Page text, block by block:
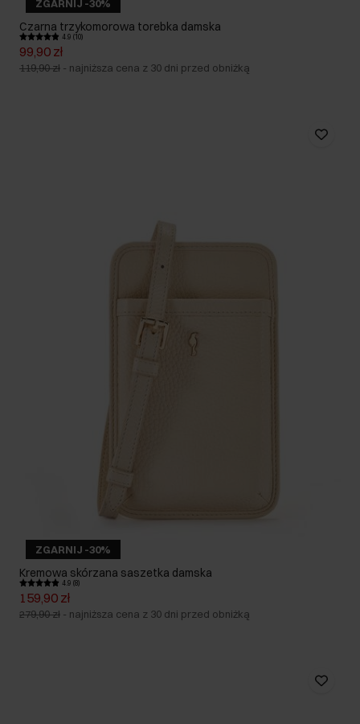
ZGARNIJ -30%
Czarna trzykomorowa torebka damska
4.9 (10)
99,90 zł
119,90 zł - najniższa cena z 30 dni przed obniżką
ZGARNIJ -30%
Kremowa skórzana saszetka damska
4.9 (8)
159,90 zł
279,90 zł - najniższa cena z 30 dni przed obniżką